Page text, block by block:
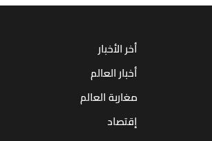
أخر الأخبار
أخبار العالم
مغاربة العالم
إقتصاد